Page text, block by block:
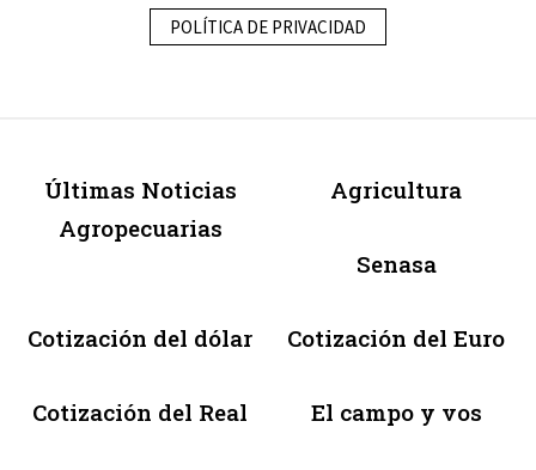
POLÍTICA DE PRIVACIDAD
Últimas Noticias
Agropecuarias
Agricultura
Senasa
Cotización del dólar Cotización del Euro
Cotización del Real El campo y vos